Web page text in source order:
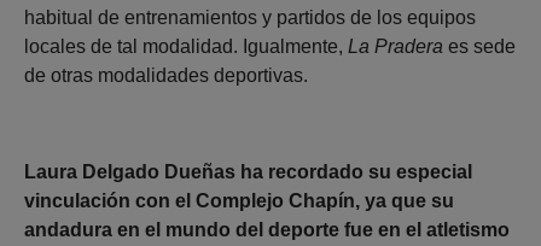
habitual de entrenamientos y partidos de los equipos
locales de tal modalidad. Igualmente, La Pradera es sede
de otras modalidades deportivas.
Laura Delgado Dueñas ha recordado su especial
vinculación con el Complejo Chapín, ya que su
andadura en el mundo del deporte fue en el atletismo